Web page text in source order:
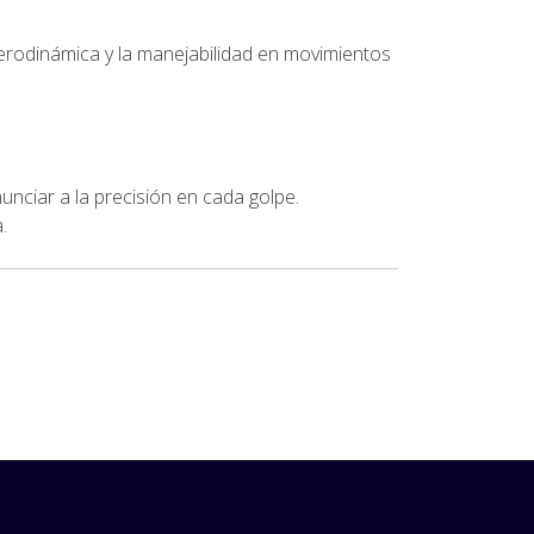
y la manejabilidad en movimientos
a la precisión en cada golpe.